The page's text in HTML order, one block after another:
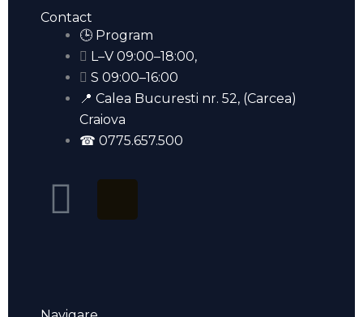
Contact
🕒 Program
L–V 09:00–18:00,
S 09:00–16:00
📍 Calea Bucuresti nr. 52, (Carcea)
Craiova
☎ 0775.657.500
F
T